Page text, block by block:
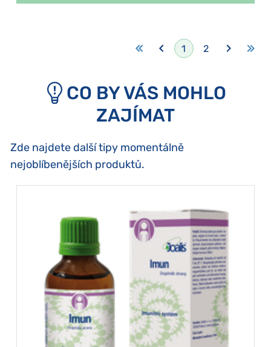
1 2
CO BY VÁS MOHLO
ZAJÍMAT
Zde najdete další tipy momentálně
nejoblíbenějších produktů.